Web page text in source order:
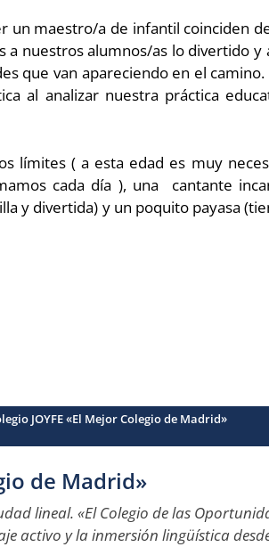
maestro/a de infantil coinciden
nuestros alumnos/as lo divertido y
que van apareciendo en el
al analizar nuestra práctica
límites ( a esta edad es muy
cada día ), una cantante
y divertida) y un poquito payasa
JOYFE «El Mejor Colegio de Madrid»
de Madrid»
lineal. «El Colegio de las
activo y la inmersión lingüística